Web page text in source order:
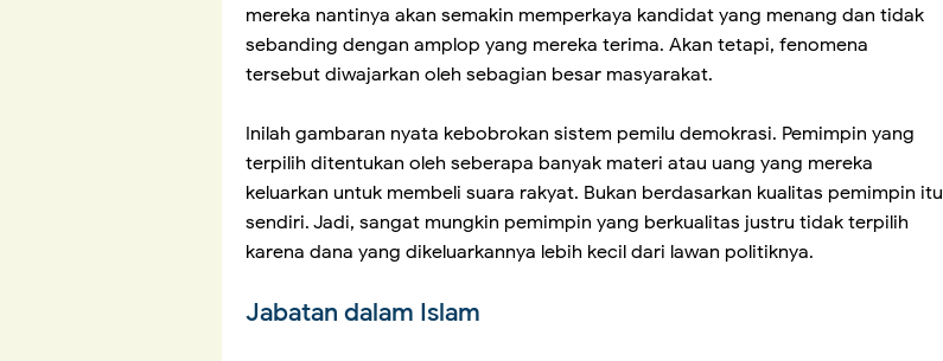
mereka nantinya akan semakin memperkaya kandidat yang menang dan tidak
sebanding dengan amplop yang mereka terima. Akan tetapi, fenomena
tersebut diwajarkan oleh sebagian besar masyarakat.
Inilah gambaran nyata kebobrokan sistem pemilu demokrasi. Pemimpin yang
terpilih ditentukan oleh seberapa banyak materi atau uang yang mereka
keluarkan untuk membeli suara rakyat. Bukan berdasarkan kualitas pemimpin itu
sendiri. Jadi, sangat mungkin pemimpin yang berkualitas justru tidak terpilih
karena dana yang dikeluarkannya lebih kecil dari lawan politiknya.
Jabatan dalam Islam